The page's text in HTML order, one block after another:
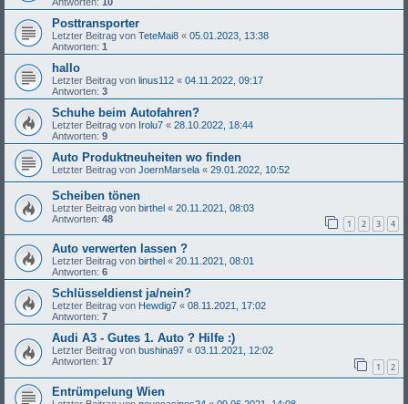
Posttransporter
Letzter Beitrag von TeteMai8 « 05.01.2023, 13:38
Antworten: 1
hallo
Letzter Beitrag von linus112 « 04.11.2022, 09:17
Antworten: 3
Schuhe beim Autofahren?
Letzter Beitrag von Irolu7 « 28.10.2022, 18:44
Antworten: 9
Auto Produktneuheiten wo finden
Letzter Beitrag von JoernMarsela « 29.01.2022, 10:52
Scheiben tönen
Letzter Beitrag von birthel « 20.11.2021, 08:03
Antworten: 48 1 2 3 4
Auto verwerten lassen ?
Letzter Beitrag von birthel « 20.11.2021, 08:01
Antworten: 6
Schlüsseldienst ja/nein?
Letzter Beitrag von Hewdig7 « 08.11.2021, 17:02
Antworten: 7
Audi A3 - Gutes 1. Auto ? Hilfe :)
Letzter Beitrag von bushina97 « 03.11.2021, 12:02
Antworten: 17 1 2
Entrümpelung Wien